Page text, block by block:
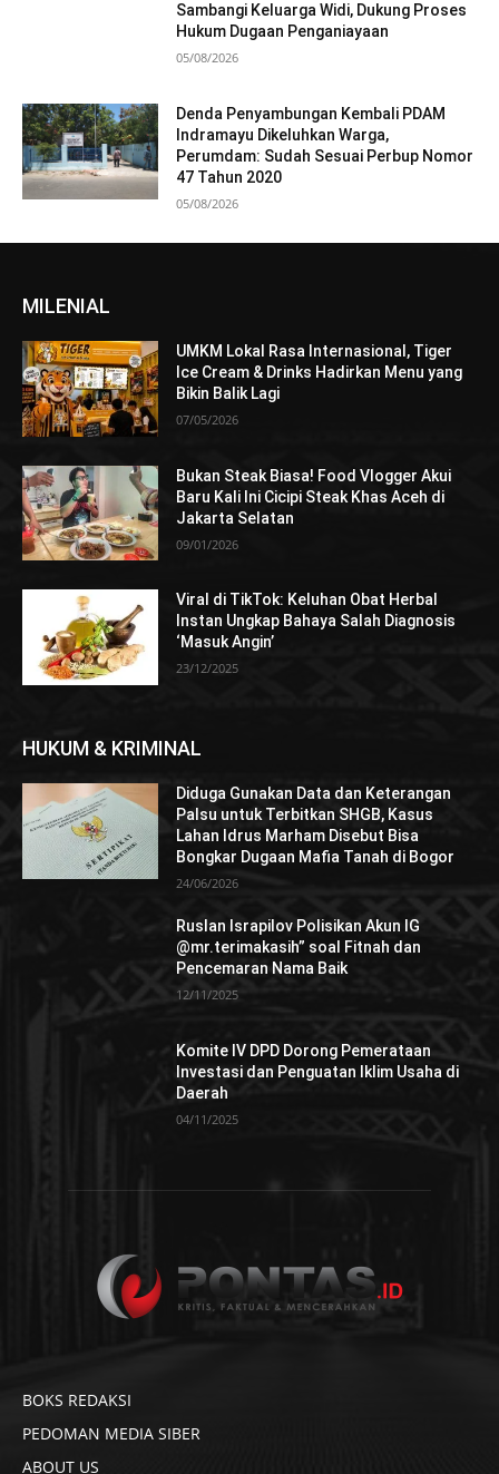
Sambangi Keluarga Widi, Dukung Proses
Hukum Dugaan Penganiayaan
05/08/2026
Denda Penyambungan Kembali PDAM
Indramayu Dikeluhkan Warga,
Perumdam: Sudah Sesuai Perbup Nomor
47 Tahun 2020
05/08/2026
MILENIAL
UMKM Lokal Rasa Internasional, Tiger
Ice Cream & Drinks Hadirkan Menu yang
Bikin Balik Lagi
07/05/2026
Bukan Steak Biasa! Food Vlogger Akui
Baru Kali Ini Cicipi Steak Khas Aceh di
Jakarta Selatan
09/01/2026
Viral di TikTok: Keluhan Obat Herbal
Instan Ungkap Bahaya Salah Diagnosis
‘Masuk Angin’
23/12/2025
HUKUM & KRIMINAL
Diduga Gunakan Data dan Keterangan
Palsu untuk Terbitkan SHGB, Kasus
Lahan Idrus Marham Disebut Bisa
Bongkar Dugaan Mafia Tanah di Bogor
24/06/2026
Ruslan Israpilov Polisikan Akun IG
@mr.terimakasih” soal Fitnah dan
Pencemaran Nama Baik
12/11/2025
Komite IV DPD Dorong Pemerataan
Investasi dan Penguatan Iklim Usaha di
Daerah
04/11/2025
BOKS REDAKSI
PEDOMAN MEDIA SIBER
ABOUT US